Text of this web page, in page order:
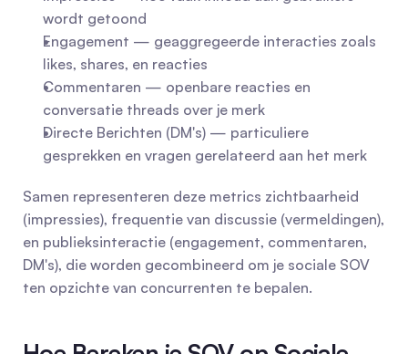
wordt getoond
Engagement — geaggregeerde interacties zoals
likes, shares, en reacties
Commentaren — openbare reacties en
conversatie threads over je merk
Directe Berichten (DM's) — particuliere
gesprekken en vragen gerelateerd aan het merk
Samen representeren deze metrics zichtbaarheid
(impressies), frequentie van discussie (vermeldingen),
en publieksinteractie (engagement, commentaren,
DM's), die worden gecombineerd om je sociale SOV
ten opzichte van concurrenten te bepalen.